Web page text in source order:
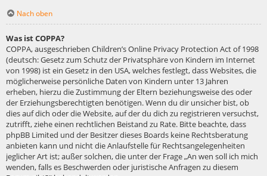
Nach oben
Was ist COPPA?
COPPA, ausgeschrieben Children’s Online Privacy Protection Act of 1998
(deutsch: Gesetz zum Schutz der Privatsphäre von Kindern im Internet
von 1998) ist ein Gesetz in den USA, welches festlegt, dass Websites, die
möglicherweise persönliche Daten von Kindern unter 13 Jahren
erheben, hierzu die Zustimmung der Eltern beziehungsweise des oder
der Erziehungsberechtigten benötigen. Wenn du dir unsicher bist, ob
dies auf dich oder die Website, auf der du dich zu registrieren versuchst,
zutrifft, ziehe einen rechtlichen Beistand zu Rate. Bitte beachte, dass
phpBB Limited und der Besitzer dieses Boards keine Rechtsberatung
anbieten kann und nicht die Anlaufstelle für Rechtsangelegenheiten
jeglicher Art ist; außer solchen, die unter der Frage „An wen soll ich mich
wenden, falls es Beschwerden oder juristische Anfragen zu diesem